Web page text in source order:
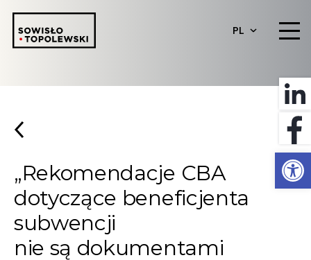
PL
„Rekomendacje CBA
dotyczące beneficjenta
subwencji
nie są dokumentami